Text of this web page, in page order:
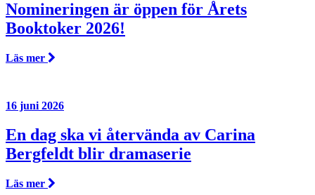
Nomineringen är öppen för Årets
Booktoker 2026!
Läs mer
16 juni 2026
En dag ska vi återvända av Carina
Bergfeldt blir dramaserie
Läs mer